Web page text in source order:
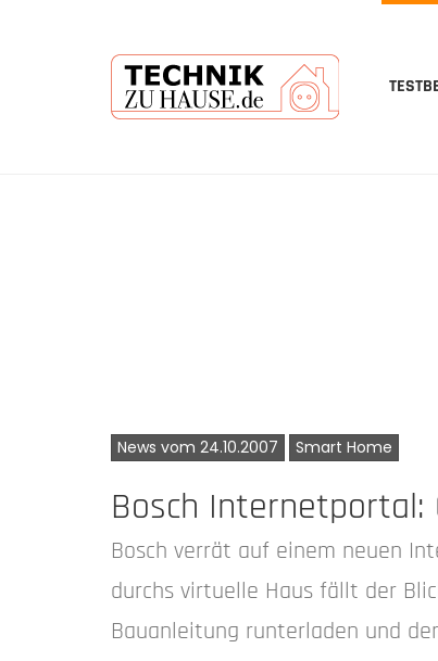
News vom 24.10.2007 Smart Home
Bosch
Bosch verrät auf einem neuen
durchs virtuelle Haus fällt der
Bauanleitung runterladen und